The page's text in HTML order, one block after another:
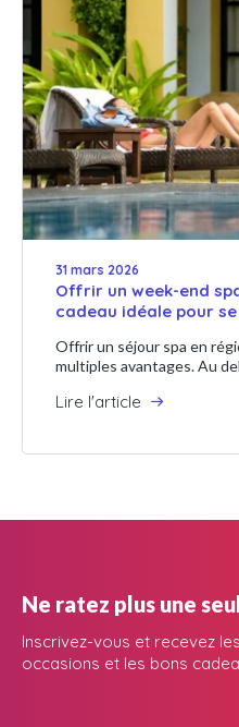
31 mars 2026
Offrir un week-end
cadeau idéale pour
Offrir un séjour spa en
multiples avantages. Au
Lire l'article
Ne ratez plus une
Inscrivez-vous et recevez
occasions et les bons